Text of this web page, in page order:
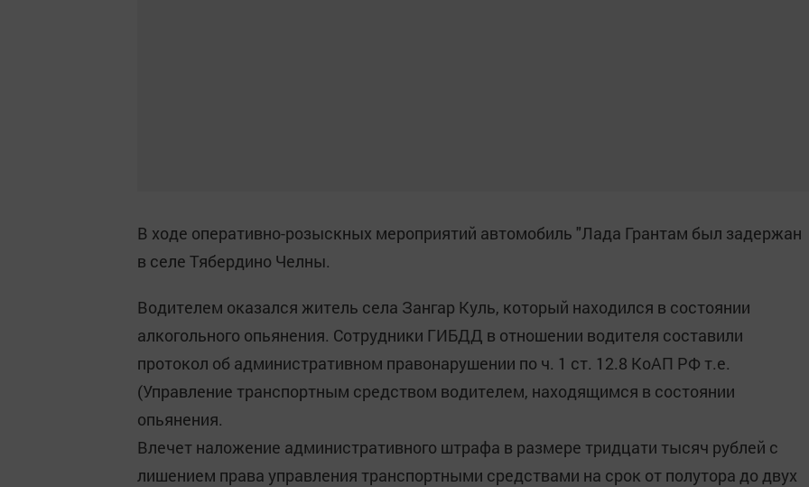
В ходе оперативно-розыскных мероприятий автомобиль "Лада Грантам был задержан
в селе Тябердино Челны.
Водителем оказался житель села Зангар Куль, который находился в состоянии
алкогольного опьянения. Сотрудники ГИБДД в отношении водителя составили
протокол об административном правонарушении по ч. 1 ст. 12.8 КоАП РФ т.е.
(Управление транспортным средством водителем, находящимся в состоянии
опьянения.
Влечет наложение административного штрафа в размере тридцати тысяч рублей с
лишением права управления транспортными средствами на срок от полутора до двух